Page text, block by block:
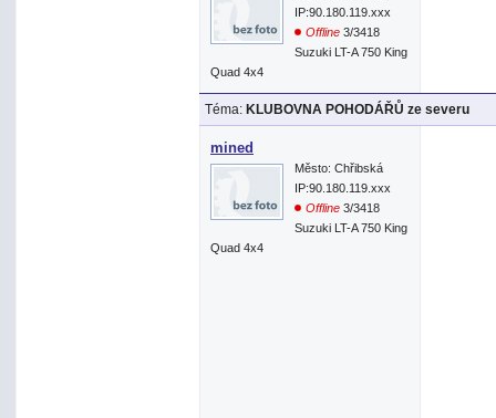
IP:90.180.119.xxx
Offline 3/3418
Suzuki LT-A 750 King
Quad 4x4
Téma: KLUBOVNA POHODÁŘŮ ze severu
mined
Město: Chřibská
IP:90.180.119.xxx
Offline 3/3418
Suzuki LT-A 750 King
Quad 4x4